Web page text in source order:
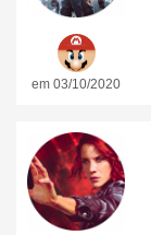
em 03/10/2020